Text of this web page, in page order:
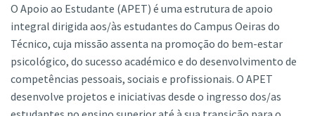
O Apoio ao Estudante (APET) é uma estrutura de apoio
integral dirigida aos/às estudantes do Campus Oeiras do
Técnico, cuja missão assenta na promoção do bem-estar
psicológico, do sucesso académico e do desenvolvimento de
competências pessoais, sociais e profissionais. O APET
desenvolve projetos e iniciativas desde o ingresso dos/as